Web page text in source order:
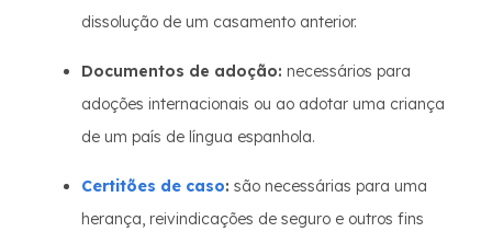
dissolução de um casamento anterior.
Documentos de adoção: necessários para
adoções internacionais ou ao adotar uma criança
de um país de língua espanhola.
Certitões de caso: são necessárias para uma
herança, reivindicações de seguro e outros fins